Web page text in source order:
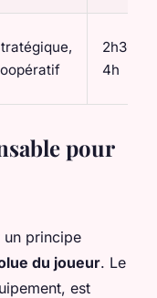
2h30 à
4h
pour
un principe
du joueur. Le
est